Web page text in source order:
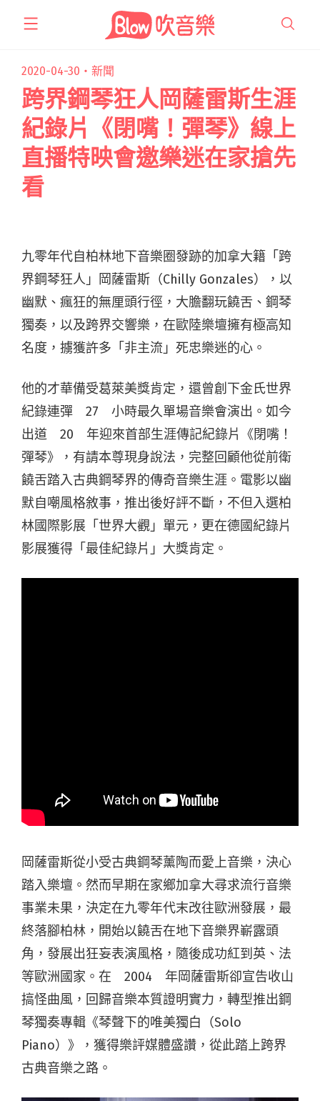
2020-04-30・ 新聞
跨界鋼琴狂人岡薩雷斯生涯
紀錄片《閉嘴！彈琴》線上
直播特映會邀樂迷在家搶先
看
九零年代自柏林地下音樂圈發跡的加拿大籍「跨
界鋼琴狂人」岡薩雷斯（Chilly Gonzales），以
幽默、瘋狂的無厘頭行徑，大膽翻玩饒舌、鋼琴
獨奏，以及跨界交響樂，在歐陸樂壇擁有極高知
名度，擄獲許多「非主流」死忠樂迷的心。
他的才華備受葛萊美獎肯定，還曾創下金氏世界
紀錄連彈 27 小時最久單場音樂會演出。如今
出道 20 年迎來首部生涯傳記紀錄片《閉嘴！
彈琴》，有請本尊現身說法，完整回顧他從前衛
饒舌踏入古典鋼琴界的傳奇音樂生涯。電影以幽
默自嘲風格敘事，推出後好評不斷，不但入選柏
林國際影展「世界大觀」單元，更在德國紀錄片
影展獲得「最佳紀錄片」大獎肯定。
岡薩雷斯從小受古典鋼琴薰陶而愛上音樂，決心
踏入樂壇。然而早期在家鄉加拿大尋求流行音樂
事業未果，決定在九零年代末改往歐洲發展，最
終落腳柏林，開始以饒舌在地下音樂界嶄露頭
角，發展出狂妄表演風格，隨後成功紅到英、法
等歐洲國家。在 2004 年岡薩雷斯卻宣告收山
搞怪曲風，回歸音樂本質證明實力，轉型推出鋼
琴獨奏專輯《琴聲下的唯美獨白（Solo
Piano）》，獲得樂評媒體盛讚，從此踏上跨界
古典音樂之路。